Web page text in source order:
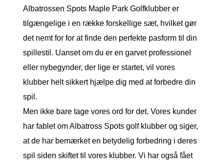
Albatrossen Spots Maple Park Golfklubber er
tilgængelige i en række forskellige sæt, hvilket gør
det nemt for for at finde den perfekte pasform til din
spillestil. Uanset om du er en garvet professionel
eller nybegynder, der lige er startet, vil vores
klubber helt sikkert hjælpe dig med at forbedre din
spil.
Men ikke bare tage vores ord for det. Vores kunder
har fablet om Albatross Spots golf klubber og siger,
at de har bemærket en betydelig forbedring i deres
spil siden skiftet til vores klubber. Vi har også fået